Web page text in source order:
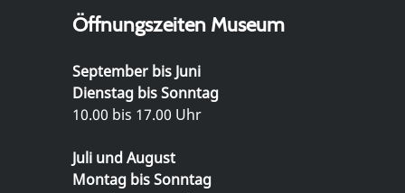
Öffnungszeiten Museum
September bis Juni
Dienstag bis Sonntag
10.00 bis 17.00 Uhr
Juli und August
Montag bis Sonntag